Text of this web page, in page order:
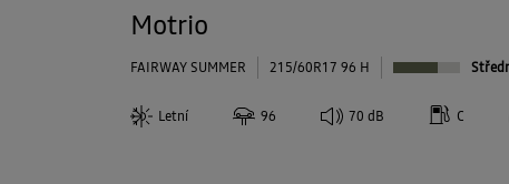
Motrio
FAIRWAY SUMMER 215/60R17 96 H
Letní 96 70 dB C